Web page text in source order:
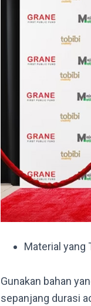
Material yang
Gunakan bahan
sepanjang durasi